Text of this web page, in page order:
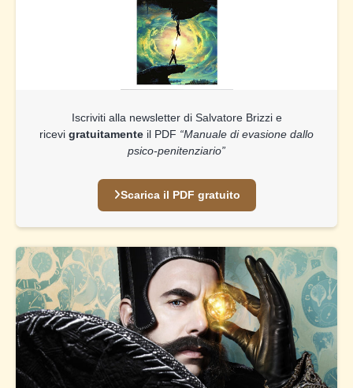
Iscriviti alla newsletter di Salvatore Brizzi e
ricevi gratuitamente il PDF “Manuale di evasione dallo
psico-penitenziario”
Scarica il PDF gratuito